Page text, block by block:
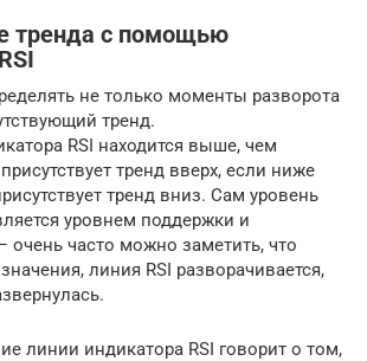
тренда с помощью
не только моменты разворота
тренд.
RSI находится выше, чем
тренд вверх, если ниже
тренд вниз. Сам уровень
уровнем поддержки и
очень часто можно заметить, что
линия RSI разворачивается,
линии индикатора RSI говорит о том,